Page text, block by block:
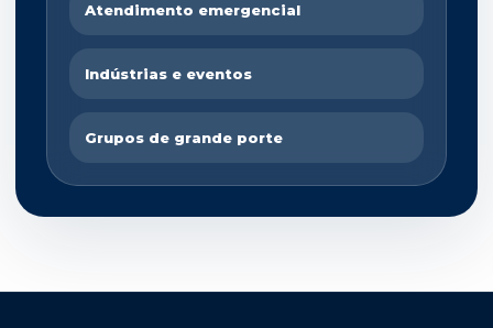
Atendimento emergencial
Indústrias e eventos
Grupos de grande porte